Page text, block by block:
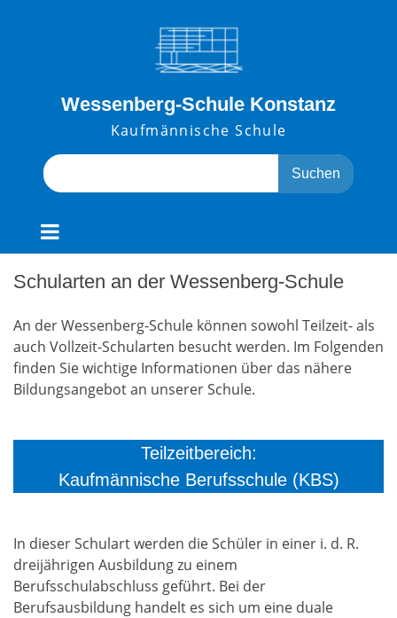
Wessenberg-Schule Konstanz
Kaufmännische Schule
Search
for:
Schularten an der Wessenberg-Schule
An der Wessenberg-Schule können sowohl Teilzeit- als
auch Vollzeit-Schularten besucht werden. Im Folgenden
finden Sie wichtige Informationen über das nähere
Bildungsangebot an unserer Schule.
Teilzeitbereich:
Kaufmännische Berufsschule (KBS)
In dieser Schulart werden die Schüler in einer i. d. R.
dreijährigen Ausbildung zu einem
Berufsschulabschluss geführt. Bei der
Berufsausbildung handelt es sich um eine duale